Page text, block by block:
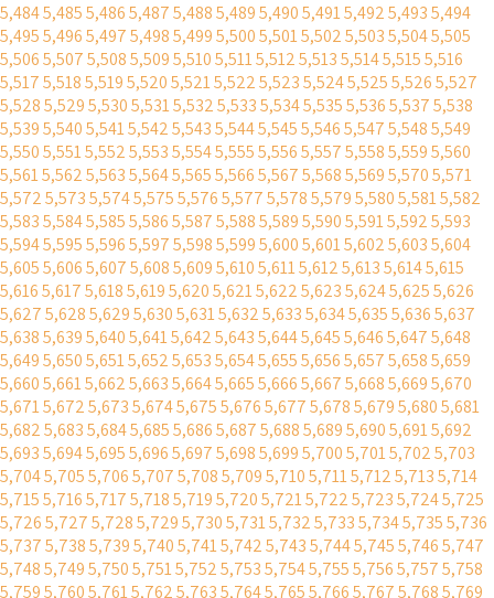
5,4845,4855,4865,4875,4885,4895,4905,4915,4925,4935,494
5,4955,4965,4975,4985,4995,5005,5015,5025,5035,5045,505
5,5065,5075,5085,5095,5105,5115,5125,5135,5145,5155,516
5,5175,5185,5195,5205,5215,5225,5235,5245,5255,5265,527
5,5285,5295,5305,5315,5325,5335,5345,5355,5365,5375,538
5,5395,5405,5415,5425,5435,5445,5455,5465,5475,5485,549
5,5505,5515,5525,5535,5545,5555,5565,5575,5585,5595,560
5,5615,5625,5635,5645,5655,5665,5675,5685,5695,5705,571
5,5725,5735,5745,5755,5765,5775,5785,5795,5805,5815,582
5,5835,5845,5855,5865,5875,5885,5895,5905,5915,5925,593
5,5945,5955,5965,5975,5985,5995,6005,6015,6025,6035,604
5,6055,6065,6075,6085,6095,6105,6115,6125,6135,6145,615
5,6165,6175,6185,6195,6205,6215,6225,6235,6245,6255,626
5,6275,6285,6295,6305,6315,6325,6335,6345,6355,6365,637
5,6385,6395,6405,6415,6425,6435,6445,6455,6465,6475,648
5,6495,6505,6515,6525,6535,6545,6555,6565,6575,6585,659
5,6605,6615,6625,6635,6645,6655,6665,6675,6685,6695,670
5,6715,6725,6735,6745,6755,6765,6775,6785,6795,6805,681
5,6825,6835,6845,6855,6865,6875,6885,6895,6905,6915,692
5,6935,6945,6955,6965,6975,6985,6995,7005,7015,7025,703
5,7045,7055,7065,7075,7085,7095,7105,7115,7125,7135,714
5,7155,7165,7175,7185,7195,7205,7215,7225,7235,7245,725
5,7265,7275,7285,7295,7305,7315,7325,7335,7345,7355,736
5,7375,7385,7395,7405,7415,7425,7435,7445,7455,7465,747
5,7485,7495,7505,7515,7525,7535,7545,7555,7565,7575,758
5,7595,7605,7615,7625,7635,7645,7655,7665,7675,7685,769